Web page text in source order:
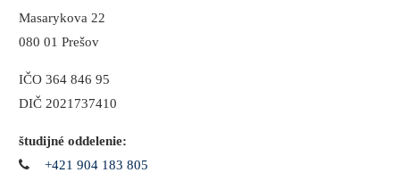
Masarykova 22
080 01 Prešov
IČO 364 846 95
DIČ 2021737410
študijné oddelenie:
+421 904 183 805